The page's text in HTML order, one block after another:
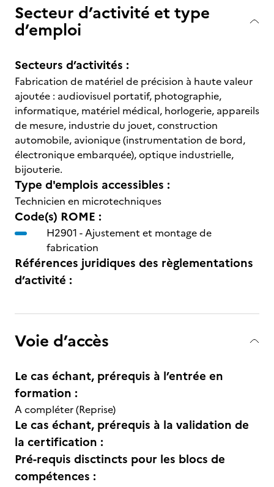
Secteur d’activité et type
d’emploi
Secteurs d’activités :
Fabrication de matériel de précision à haute valeur
ajoutée : audiovisuel portatif, photographie,
informatique, matériel médical, horlogerie, appareils
de mesure, industrie du jouet, construction
automobile, avionique (instrumentation de bord,
électronique embarquée), optique industrielle,
bijouterie.
Type d'emplois accessibles :
Technicien en microtechniques
Code(s) ROME :
H2901 -Ajustement et montage de
fabrication
Références juridiques des règlementations
d’activité :
Voie d’accès
Le cas échant, prérequis à l’entrée en
formation :
A compléter (Reprise)
Le cas échant, prérequis à la validation de
la certification :
Pré-requis disctincts pour les blocs de
compétences :